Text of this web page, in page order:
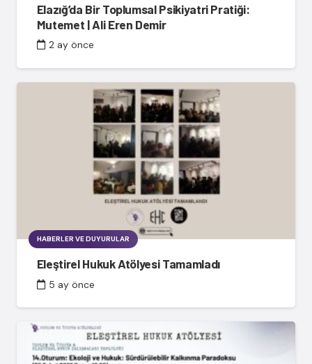
Elazığ’da Bir Toplumsal Psikiyatri Pratiği:
Mutemet | Ali Eren Demir
2 ay önce
HABERLER VE DUYURULAR
Eleştirel Hukuk Atölyesi Tamamladı
5 ay önce